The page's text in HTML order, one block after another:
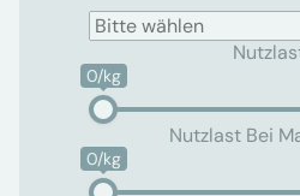
0/kg
Nutzlast Bei
0/kg